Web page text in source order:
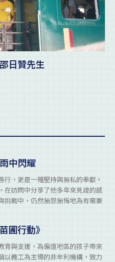
日贊先生
中閃耀
，更是一種堅持與無私的奉獻。
在訪問中分享了他多年來見證的感
挑戰中，仍然無怨無悔地為有需要
圃行動》
育與支援，為偏遠地區的孩子帶來
以義工為主導的非牟利機構，致力